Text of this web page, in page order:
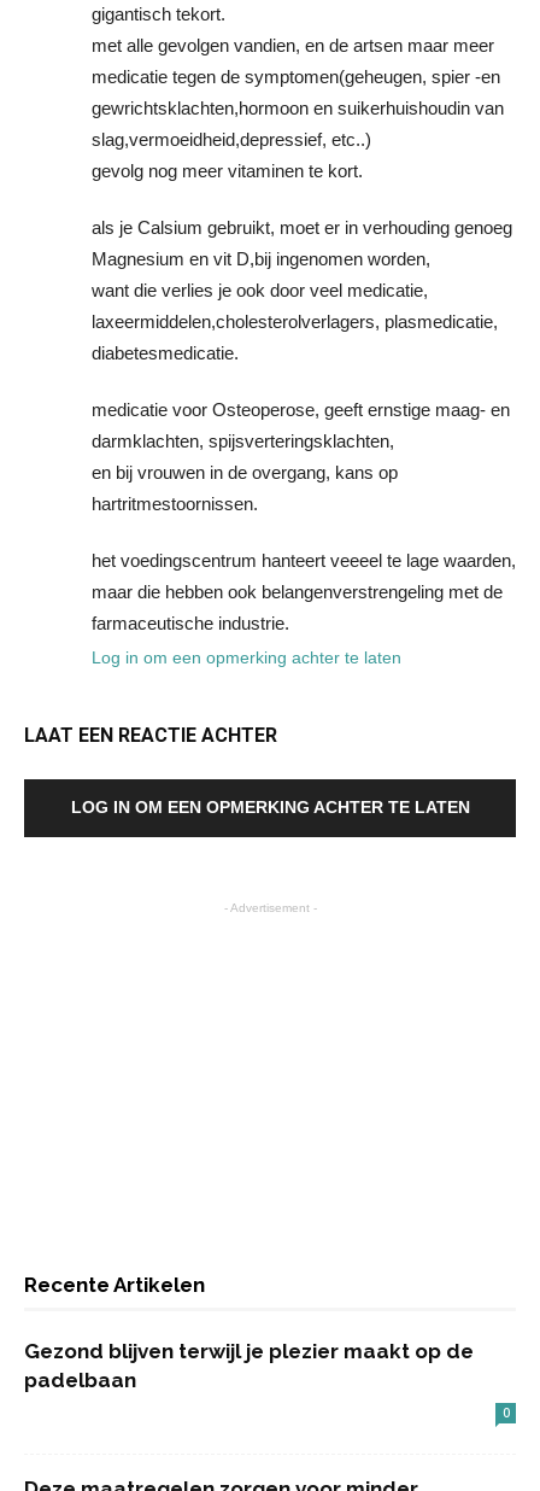
gigantisch tekort.
met alle gevolgen vandien, en de artsen maar meer
medicatie tegen de symptomen(geheugen, spier -en
gewrichtsklachten,hormoon en suikerhuishoudin van
slag,vermoeidheid,depressief, etc..)
gevolg nog meer vitaminen te kort.
als je Calsium gebruikt, moet er in verhouding genoeg
Magnesium en vit D,bij ingenomen worden,
want die verlies je ook door veel medicatie,
laxeermiddelen,cholesterolverlagers, plasmedicatie,
diabetesmedicatie.
medicatie voor Osteoperose, geeft ernstige maag- en
darmklachten, spijsverteringsklachten,
en bij vrouwen in de overgang, kans op
hartritmestoornissen.
het voedingscentrum hanteert veeeel te lage waarden,
maar die hebben ook belangenverstrengeling met de
farmaceutische industrie.
Log in om een opmerking achter te laten
LAAT EEN REACTIE ACHTER
LOG IN OM EEN OPMERKING ACHTER TE LATEN
- Advertisement -
Recente Artikelen
Gezond blijven terwijl je plezier maakt op de
padelbaan
0